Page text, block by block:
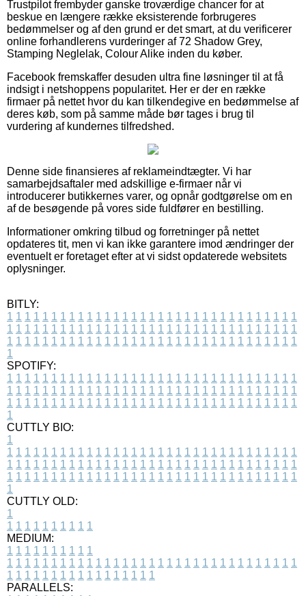
Trustpilot frembyder ganske troværdige chancer for at
beskue en længere række eksisterende forbrugeres
bedømmelser og af den grund er det smart, at du verificerer
online forhandlerens vurderinger af 72 Shadow Grey,
Stamping Neglelak, Colour Alike inden du køber.
Facebook fremskaffer desuden ultra fine løsninger til at få
indsigt i netshoppens popularitet. Her er der en række
firmaer på nettet hvor du kan tilkendegive en bedømmelse af
deres køb, som på samme måde bør tages i brug til
vurdering af kundernes tilfredshed.
Denne side finansieres af reklameindtægter. Vi har
samarbejdsaftaler med adskillige e-firmaer når vi
introducerer butikkernes varer, og opnår godtgørelse om en
af de besøgende på vores side fuldfører en bestilling.
Informationer omkring tilbud og forretninger på nettet
opdateres tit, men vi kan ikke garantere imod ændringer der
eventuelt er foretaget efter at vi sidst opdaterede websitets
oplysninger.
BITLY:
1 1 1 1 1 1 1 1 1 1 1 1 1 1 1 1 1 1 1 1 1 1 1 1 1 1 1 1 1 1 1 1 1
1 1 1 1 1 1 1 1 1 1 1 1 1 1 1 1 1 1 1 1 1 1 1 1 1 1 1 1 1 1 1 1 1
1 1 1 1 1 1 1 1 1 1 1 1 1 1 1 1 1 1 1 1 1 1 1 1 1 1 1 1 1 1 1 1 1
1
SPOTIFY:
1 1 1 1 1 1 1 1 1 1 1 1 1 1 1 1 1 1 1 1 1 1 1 1 1 1 1 1 1 1 1 1 1
1 1 1 1 1 1 1 1 1 1 1 1 1 1 1 1 1 1 1 1 1 1 1 1 1 1 1 1 1 1 1 1 1
1 1 1 1 1 1 1 1 1 1 1 1 1 1 1 1 1 1 1 1 1 1 1 1 1 1 1 1 1 1 1 1 1
1
CUTTLY BIO:
1
1 1 1 1 1 1 1 1 1 1 1 1 1 1 1 1 1 1 1 1 1 1 1 1 1 1 1 1 1 1 1 1 1
1 1 1 1 1 1 1 1 1 1 1 1 1 1 1 1 1 1 1 1 1 1 1 1 1 1 1 1 1 1 1 1 1
1 1 1 1 1 1 1 1 1 1 1 1 1 1 1 1 1 1 1 1 1 1 1 1 1 1 1 1 1 1 1 1 1
1
CUTTLY OLD:
1
1 1 1 1 1 1 1 1 1 1
MEDIUM:
1 1 1 1 1 1 1 1 1 1
1 1 1 1 1 1 1 1 1 1 1 1 1 1 1 1 1 1 1 1 1 1 1 1 1 1 1 1 1 1 1 1 1
1 1 1 1 1 1 1 1 1 1 1 1 1 1 1 1 1
PARALLELS: